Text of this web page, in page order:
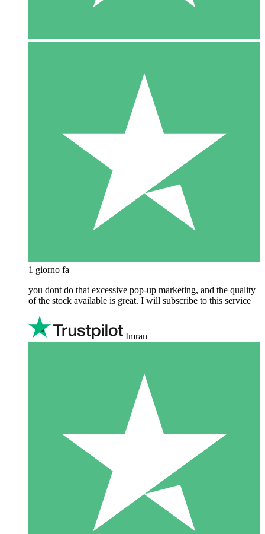
1 giorno fa
you dont do that excessive pop-up marketing, and the quality
of the stock available is great. I will subscribe to this service
Imran